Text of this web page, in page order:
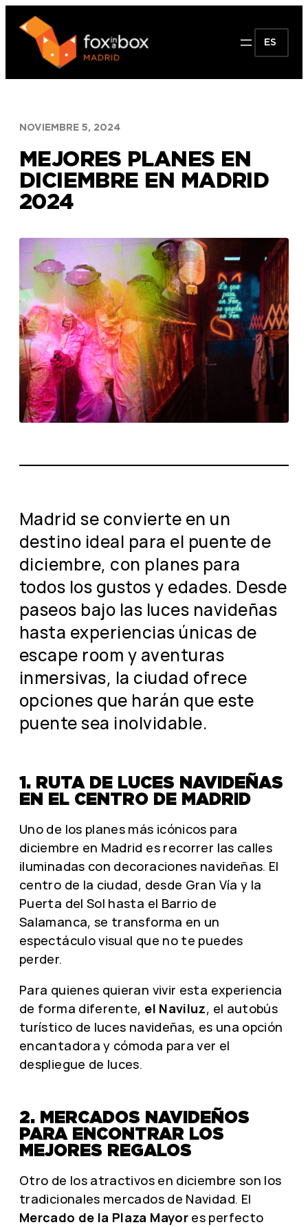
Saltar
contenido
ES
NOVIEMBRE 5, 2024
MEJORES PLANES EN
DICIEMBRE EN MADRID
2024
Madrid se convierte en un
destino ideal para el puente de
diciembre, con planes para
todos los gustos y edades. Desde
paseos bajo las luces navideñas
hasta experiencias únicas de
escape room y aventuras
inmersivas, la ciudad ofrece
opciones que harán que este
puente sea inolvidable.
1. RUTA DE LUCES NAVIDEÑAS
EN EL CENTRO DE MADRID
Uno de los planes más icónicos para
diciembre en Madrid es recorrer las calles
iluminadas con decoraciones navideñas. El
centro de la ciudad, desde Gran Vía y la
Puerta del Sol hasta el Barrio de
Salamanca, se transforma en un
espectáculo visual que no te puedes
perder.
Para quienes quieran vivir esta experiencia
de forma diferente, el Naviluz, el autobús
turístico de luces navideñas, es una opción
encantadora y cómoda para ver el
despliegue de luces.
2. MERCADOS NAVIDEÑOS
PARA ENCONTRAR LOS
MEJORES REGALOS
Otro de los atractivos en diciembre son los
tradicionales mercados de Navidad. El
Mercado de la Plaza Mayor es perfecto